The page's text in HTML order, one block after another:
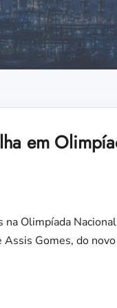
em
Olimpíada
Gomes, do